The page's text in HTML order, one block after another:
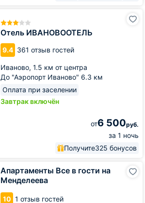
Отель ИВАНОВООТЕЛЬ
9.4 361 отзыв гостей
Иваново, 1.5 км от центра
До "Аэропорт Иваново" 6.3 км
Оплата при заселении
Завтрак включён
от6 500руб.
за 1 ночь
Получите325 бонусов
Апартаменты Все в гости на
Менделеева
10 1 отзыв гостей